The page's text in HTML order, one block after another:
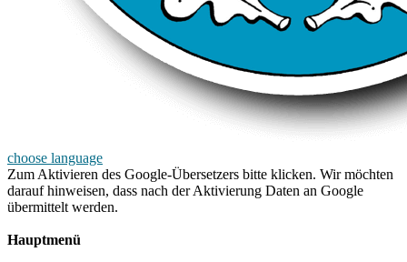
choose language
Zum Aktivieren des Google-Übersetzers bitte klicken. Wir möchten
darauf hinweisen, dass nach der Aktivierung Daten an Google
übermittelt werden.
Hauptmenü